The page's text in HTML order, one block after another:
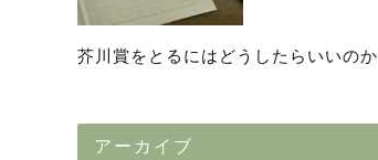
芥川賞をとるにはどうしたらいいのか
アーカイブ